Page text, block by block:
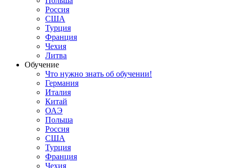
Россия
США
Турция
Франция
Чехия
Литва
Обучение
Что нужно знать об обучении!
Германия
Италия
Китай
ОАЭ
Польша
Россия
США
Турция
Франция
Чехия